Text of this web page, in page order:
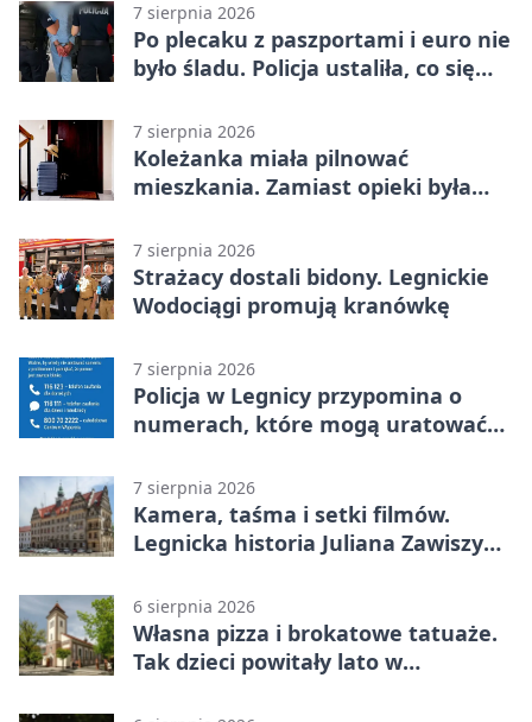
7 sierpnia 2026
Po plecaku z paszportami i euro nie
było śladu. Policja ustaliła, co się
7 sierpnia 2026
Koleżanka miała pilnować
mieszkania. Zamiast opieki była
7 sierpnia 2026
Strażacy dostali bidony. Legnickie
Wodociągi promują kranówkę
7 sierpnia 2026
Policja w Legnicy przypomina o
numerach, które mogą uratować
7 sierpnia 2026
Kamera, taśma i setki filmów.
Legnicka historia Juliana Zawiszy
6 sierpnia 2026
Własna pizza i brokatowe tatuaże.
Tak dzieci powitały lato w